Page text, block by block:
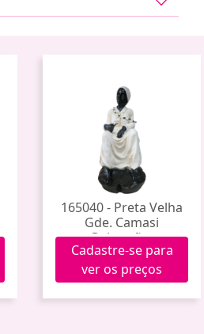
165040 - Preta Velha
Gde. Camasi
Guimarães
Cadastre-se para
ver os preços